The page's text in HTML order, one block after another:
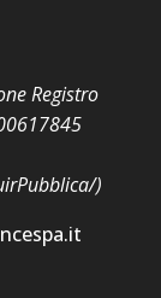
Registro
)